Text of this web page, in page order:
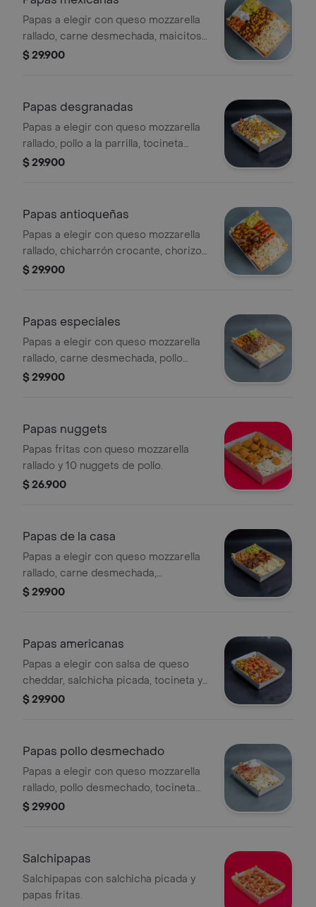
Papas a elegir con queso mozzarella
rallado, carne desmechada, maicitos,
sour cream, pico de gallo y
$ 29.900
Papas desgranadas
Papas a elegir con queso mozzarella
rallado, pollo a la parrilla, tocineta
picada, maicitos, sour cream y salsa
$ 29.900
Papas antioqueñas
Papas a elegir con queso mozzarella
rallado, chicharrón crocante, chorizo
coctel, plátano maduro en trozos y
$ 29.900
Papas especiales
Papas a elegir con queso mozzarella
rallado, carne desmechada, pollo
desmechado, guacamole, pico de
$ 29.900
Papas nuggets
Papas fritas con queso mozzarella
rallado y 10 nuggets de pollo.
$ 26.900
Papas de la casa
Papas a elegir con queso mozzarella
rallado, carne desmechada,
chicharrón crocante, guacamole y
$ 29.900
Papas americanas
Papas a elegir con salsa de queso
cheddar, salchicha picada, tocineta y
cebollín.
$ 29.900
Papas pollo desmechado
Papas a elegir con queso mozzarella
rallado, pollo desmechado, tocineta
picada y sour cream.
$ 29.900
Salchipapas
Salchipapas con salchicha picada y
papas fritas.